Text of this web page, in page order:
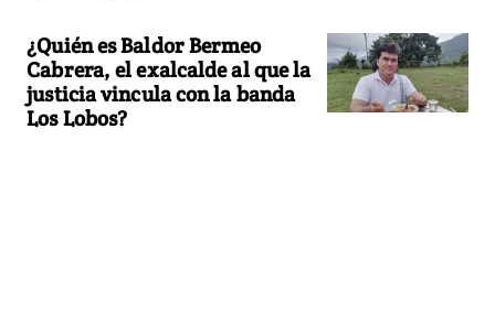
¿Quién es Baldor Bermeo
Cabrera, el exalcalde al que la
justicia vincula con la banda
Los Lobos?